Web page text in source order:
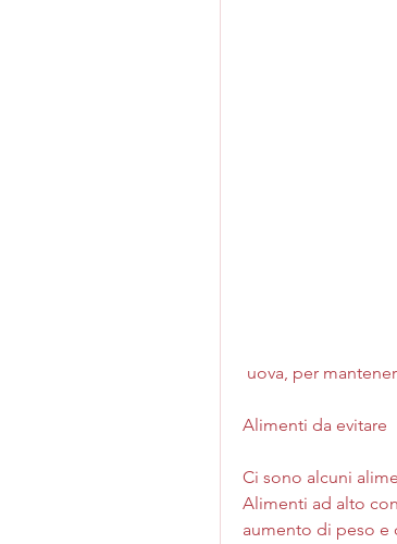
uova, per
Alimenti da evitare
Ci sono alcuni
Alimenti ad alto
aumento di peso e